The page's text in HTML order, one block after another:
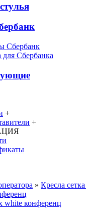
Сбербанк
для Сбербанка
+
+
» Кресла